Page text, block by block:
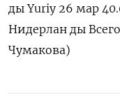
ды Yuriy 26 мар
Нидерлан ды
Чумакова)